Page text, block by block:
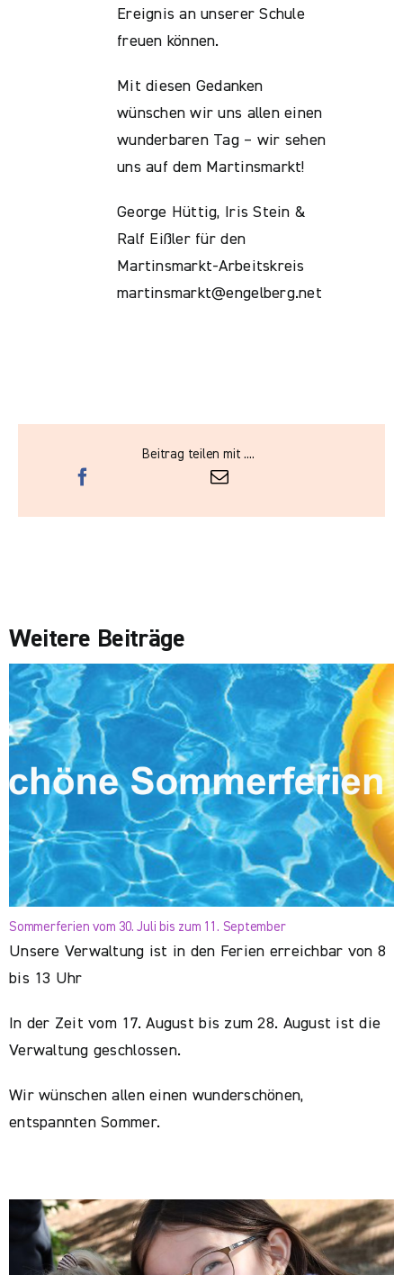
Ereignis an unserer Schule
freuen können.
Mit diesen Gedanken
wünschen wir uns allen einen
wunderbaren Tag – wir sehen
uns auf dem Martinsmarkt!
George Hüttig, Iris Stein &
Ralf Eißler für den
Martinsmarkt-Arbeitskreis
martinsmarkt@engelberg.net
Beitrag teilen mit ....
Weitere Beiträge
Sommerferien vom 30. Juli bis zum 11. September
Unsere Verwaltung ist in den Ferien erreichbar von 8
bis 13 Uhr
In der Zeit vom 17. August bis zum 28. August ist die
Verwaltung geschlossen.
Wir wünschen allen einen wunderschönen,
entspannten Sommer.